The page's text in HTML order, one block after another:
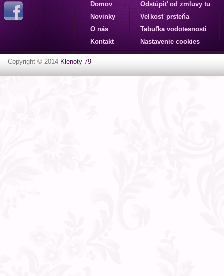
Domov
Novinky
O nás
Kontakt
Odstúpiť od zmluvy tu
Veľkosť prsteňa
Tabuľka vodotesnosti
Nastavenie cookies
Copyright © 2014 Klenoty 79